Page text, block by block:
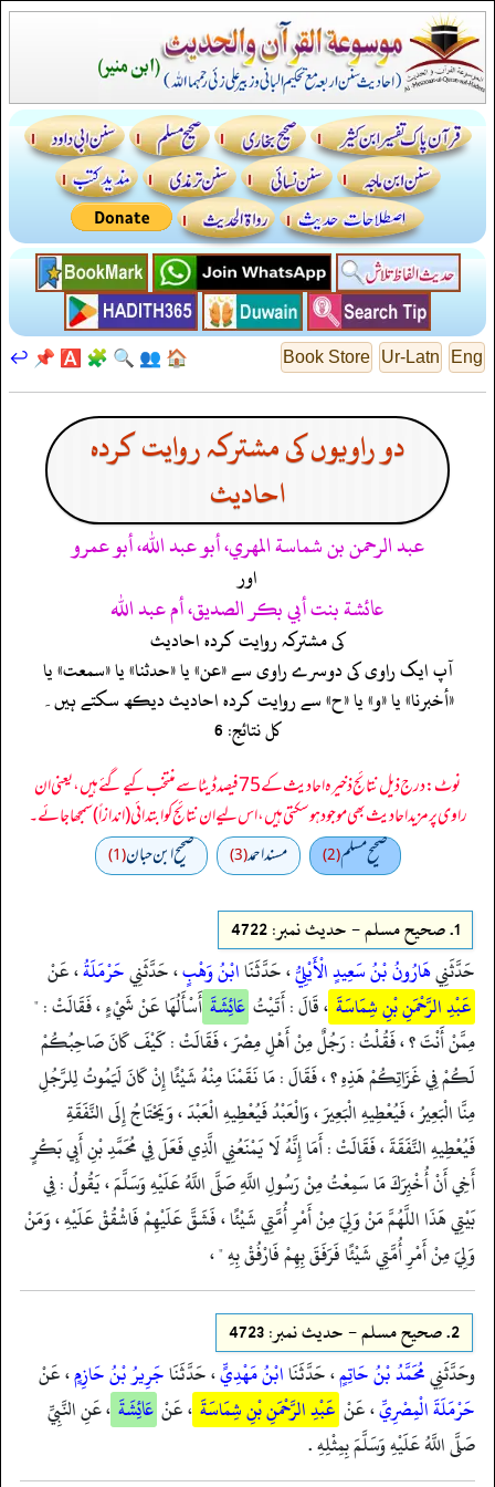
Eng
Ur-Latn
Book Store
🏠
👥
🔍
🧩
🅰️
📌
↩️
دو راویوں کی مشترکہ روایت کردہ
احادیث
عبد الرحمن بن شماسة المهري، أبو عبد الله، أبو عمرو
اور
عائشة بنت أبي بكر الصديق، أم عبد الله
کی مشترکہ روایت کردہ احادیث
آپ ایک راوی کی دوسرے راوی سے «عن» یا «حدثنا» یا «سمعت» یا
«أخبرنا» یا «و» یا «ح» سے روایت کردہ احادیث دیکھ سکتے ہیں۔
کل نتائج: 6
نوٹ: درج ذیل نتائج ذخیرہ احادیث کے 75 فیصد ڈیٹا سے منتخب کیے گئے ہیں، یعنی ان
راوی پر مزید احادیث بھی موجود ہو سکتی ہیں، اس لیے ان نتائج کو ابتدائی (اندازاً) سمجھا جائے۔
صحيح مسلم(2) مسند احمد(3) صحیح ابن حبان(1)
1. صحيح مسلم - حدیث نمبر: 4722
حَدَّثَنِيهَارُونُ بْنُ سَعِيدٍ الْأَيْلِيُّ، حَدَّثَنَاابْنُ وَهْبٍ، حَدَّثَنِيحَرْمَلَةُ، عَنْ
عَبْدِ الرَّحْمَنِ بْنِ شِمَاسَةَ ، قَالَ : أَتَيْتُ عَائِشَةَ أَسْأَلُهَا عَنْ شَيْءٍ ، فَقَالَتْ : "
مِمَّنْ أَنْتَ ؟ ، فَقُلْتُ : رَجُلٌ مِنْ أَهْلِ مِصْرَ ، فَقَالَتْ : كَيْفَ كَانَ صَاحِبُكُمْ
لَكُمْ فِي غَزَاتِكُمْ هَذِهِ ؟ ، فَقَالَ : مَا نَقَمْنَا مِنْهُ شَيْئًا إِنْ كَانَ لَيَمُوتُ لِلرَّجُلِ
مِنَّا الْبَعِيرُ ، فَيُعْطِيهِ الْبَعِيرَ ، وَالْعَبْدُ فَيُعْطِيهِ الْعَبْدَ ، وَيَحْتَاجُ إِلَى النَّفَقَةِ
فَيُعْطِيهِ النَّفَقَةَ ، فَقَالَتْ : أَمَا إِنَّهُ لَا يَمْنَعُنِي الَّذِي فَعَلَ فِي مُحَمَّدِ بْنِ أَبِي بَكْرٍ
أَخِي أَنْ أُخْبِرَكَ مَا سَمِعْتُ مِنْ رَسُولِ اللَّهِ صَلَّى اللَّهُ عَلَيْهِ وَسَلَّمَ ، يَقُولُ : فِي
بَيْتِي هَذَا اللَّهُمَّ مَنْ وَلِيَ مِنْ أَمْرِ أُمَّتِي شَيْئًا ، فَشَقَّ عَلَيْهِمْ فَاشْقُقْ عَلَيْهِ ، وَمَنْ
وَلِيَ مِنْ أَمْرِ أُمَّتِي شَيْئًا فَرَفَقَ بِهِمْ فَارْفُقْ بِهِ " ،
2. صحيح مسلم - حدیث نمبر: 4723
وحَدَّثَنِيمُحَمَّدُ بْنُ حَاتِمٍ، حَدَّثَنَاابْنُ مَهْدِيٍّ، حَدَّثَنَاجَرِيرُ بْنُ حَازِمٍ، عَنْ
حَرْمَلَةَ الْمِصْرِيِّ، عَنْ عَبْدِ الرَّحْمَنِ بْنِ شِمَاسَةَ ، عَنْ عَائِشَةَ ، عَنِ النَّبِيِّ
صَلَّى اللَّهُ عَلَيْهِ وَسَلَّمَ بِمِثْلِهِ .